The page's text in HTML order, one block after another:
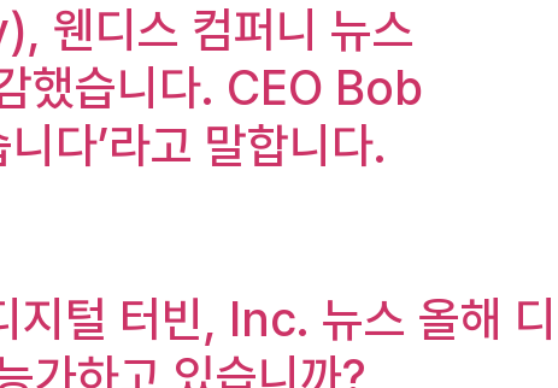
웬디스 컴퍼니 뉴스
했습니다. CEO Bob
다’라고 말합니다.
털 터빈, Inc. 뉴스 올해 디